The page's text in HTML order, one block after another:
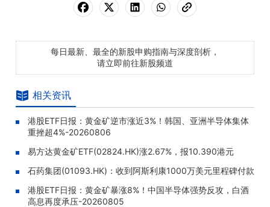
每日最新、最全的新股申购指南与深度剖析，
请立即前往新股频道
相关资讯
港股ETF日报：黄金矿逆市涨近3%！韩国、亚洲半导体集体
重挫超4%-20260806
易方达黄金矿ETF(02824.HK)涨2.67%，报10.390港元
石药集团(01093.HK)：收到阿斯利康1000万美元里程碑付款
港股ETF日报：黄金矿暴涨8%！中国半导体强势反攻，白酒
高息再度承压-20260805